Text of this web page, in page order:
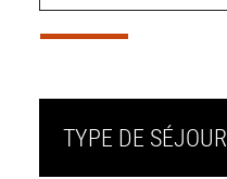
TYPE DE SÉJOUR